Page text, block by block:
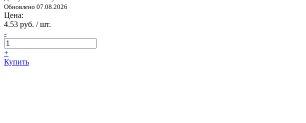
Обновлено 07.08.2026
Цена:
4.53 руб. / шт.
-
+
Купить